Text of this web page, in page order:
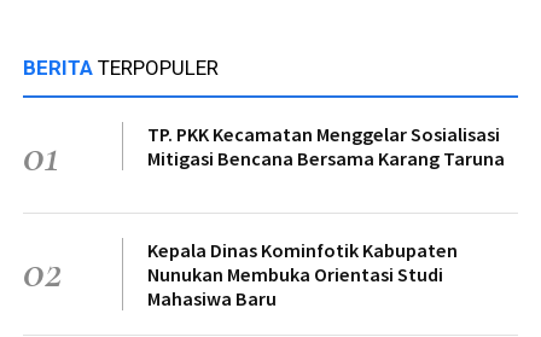
BERITA TERPOPULER
01
TP. PKK Kecamatan Menggelar Sosialisasi
Mitigasi Bencana Bersama Karang Taruna
02
Kepala Dinas Kominfotik Kabupaten
Nunukan Membuka Orientasi Studi
Mahasiwa Baru